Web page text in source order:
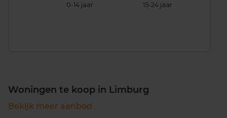
0-14 jaar 15-24 jaar
Woningen te koop in Limburg
Bekijk meer aanbod